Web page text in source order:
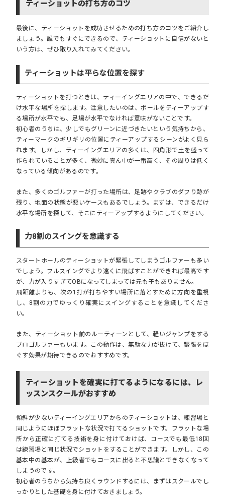
ティーショットの打ち方のコツ
最後に、ティーショットを成功させるための打ち方のコツをご紹介し
ましょう。誰でもすぐにできるので、ティーショットに自信がないと
いう方は、ぜひ取り入れてみてください。
ティーショットは平らな位置を探す
ティーショットを打つときは、ティーイングエリアの中で、できるだ
け水平な場所を探します。注意したいのは、ボールをティーアップす
る場所が水平でも、足場が水平でなければ意味がないことです。
初心者のうちは、少しでもグリーンに近づきたいという気持ちから、
ティーマークのギリギリの位置にティーアップするシーンがよく見ら
れます。しかし、ティーイングエリアの多くは、四角形で土を盛って
作られていることが多く、微妙に真ん中が一番高く、その周りは低く
なっている傾向があるのです。
また、多くのゴルファーが打った場所は、足跡やクラブのダフり跡が
残り、地面の状態が悪いケースもあるでしょう。まずは、できるだけ
水平な場所を探して、そこにティーアップするようにしてください。
力8割のスイングを意識する
スタートホールのティーショットが緊張してしまうゴルファーも多い
でしょう。フルスイングでより遠くに飛ばすことができれば最高です
が、力が入りすぎてOBになってしまっては元も子もありません。
飛距離よりも、次の1打が打ちやすい場所に落とすために方向を重視
し、8割の力でゆっくり確実にスイングすることを意識してくださ
い。
また、ティーショット前のルーティーンとして、軽いジャンプをする
プロゴルファーもいます。この動作は、無駄な力が抜けて、緊張をほ
ぐす効果が期待できるのでおすすめです。
ティーショットを確実に打てるようになるには、レ
ッスンスクールがおすすめ
傾斜が少ないティーイングエリアからのティーショットは、練習場と
同じようにほぼフラットな状況で打てるショットです。フラットな場
所から正確に打てる技術を身に付けておけば、コースでも最低18回
は練習場と同じ状況でショットをすることができます。しかし、この
基本中の基本が、上級者でもコースに出ると不思議とできなくなって
しまうのです。
初心者のうちから気持ち良くラウンドするには、まずはスクールでし
っかりとした基礎を身に付けておきましょう。